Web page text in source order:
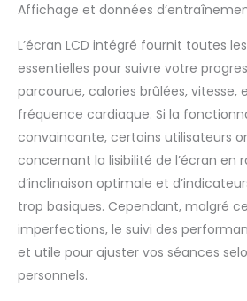
【
Support
Suivez la
de votre
avec
la
temps et
vélo est
avec des
pouls
puissiez
Affichage et données
L’écran LCD intégré fournit toutes
essentielles pour suivre votre
parcourue, calories brûlées,
fréquence cardiaque. Si la
convaincante, certains utilisateurs
concernant la lisibilité de l’écran en
d’inclinaison optimale et
trop basiques. Cependant, malgré
imperfections, le suivi des
et utile pour ajuster vos séances
personnels.